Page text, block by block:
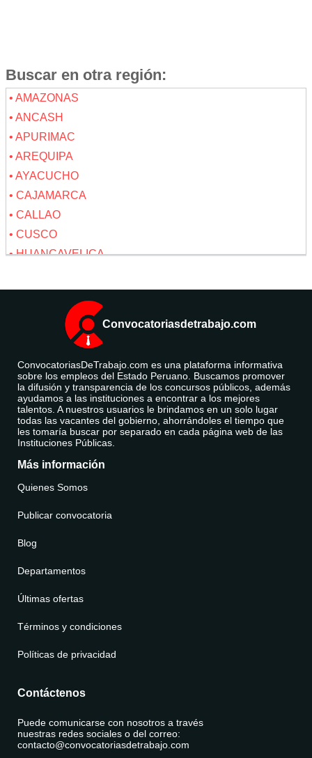
Buscar en otra región:
• AMAZONAS
• ANCASH
• APURIMAC
• AREQUIPA
• AYACUCHO
• CAJAMARCA
• CALLAO
• CUSCO
• HUANCAVELICA
• ICA
• LA LIBERTAD
• LAMBAYEQUE
• LIMA
• LORETO
• MADRE DE DIOS
• MOQUEGUA
• PASCO
• PIURA
• PUNO
• TUMBES
• UCAYALI
Convocatoriasdetrabajo.com
ConvocatoriasDeTrabajo.com es una plataforma informativa
sobre los empleos del Estado Peruano. Buscamos promover
la difusión y transparencia de los concursos públicos, además
ayudamos a las instituciones a encontrar a los mejores
talentos. A nuestros usuarios le brindamos en un solo lugar
todas las vacantes del gobierno, ahorrándoles el tiempo que
les tomaría buscar por separado en cada página web de las
Instituciones Públicas.
Más información
Quienes Somos
Publicar convocatoria
Blog
Departamentos
Últimas ofertas
Términos y condiciones
Políticas de privacidad
Contáctenos
Puede comunicarse con nosotros a través
nuestras redes sociales o del correo:
contacto@convocatoriasdetrabajo.com